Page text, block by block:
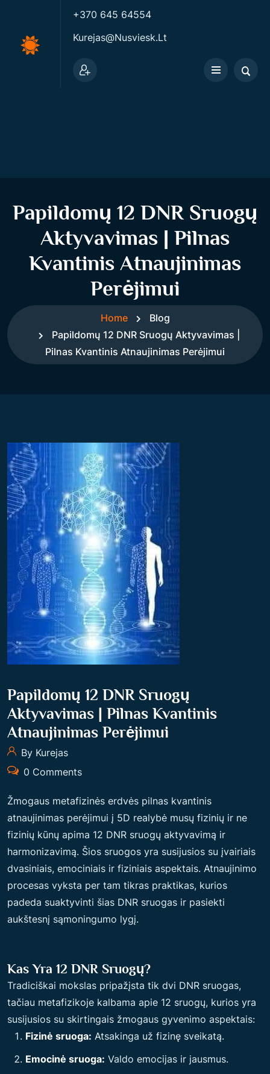
+370 645 64554
Kurejas@nusviesk.lt
Papildomų 12 DNR Sruogų
Aktyvavimas | Pilnas
Kvantinis Atnaujinimas
Perėjimui
Home
Blog
Papildomų 12 DNR Sruogų Aktyvavimas |
Pilnas Kvantinis Atnaujinimas Perėjimui
Papildomų 12 DNR Sruogų
Aktyvavimas | Pilnas Kvantinis
Atnaujinimas Perėjimui
By Kurejas
0 Comments
Žmogaus metafizinės erdvės pilnas kvantinis
atnaujinimas perėjimui į 5D realybė musų fizinių ir ne
fizinių kūnų apima 12 DNR sruogų aktyvavimą ir
harmonizavimą. Šios sruogos yra susijusios su įvairiais
dvasiniais, emociniais ir fiziniais aspektais. Atnaujinimo
procesas vyksta per tam tikras praktikas, kurios
padeda suaktyvinti šias DNR sruogas ir pasiekti
aukštesnį sąmoningumo lygį.
Kas Yra 12 DNR Sruogų?
Tradiciškai mokslas pripažįsta tik dvi DNR sruogas,
tačiau metafizikoje kalbama apie 12 sruogų, kurios yra
susijusios su skirtingais žmogaus gyvenimo aspektais:
Fizinė sruoga: Atsakinga už fizinę sveikatą.
Emocinė sruoga: Valdo emocijas ir jausmus.